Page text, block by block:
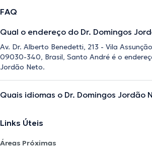
FAQ
Qual o endereço do Dr. Domingos
Av. Dr. Alberto Benedetti, 213 - Vila
09030-340, Brasil, Santo André é o
Jordão Neto.
Quais idiomas o Dr. Domingos Jordão
Links Úteis
Áreas Próximas